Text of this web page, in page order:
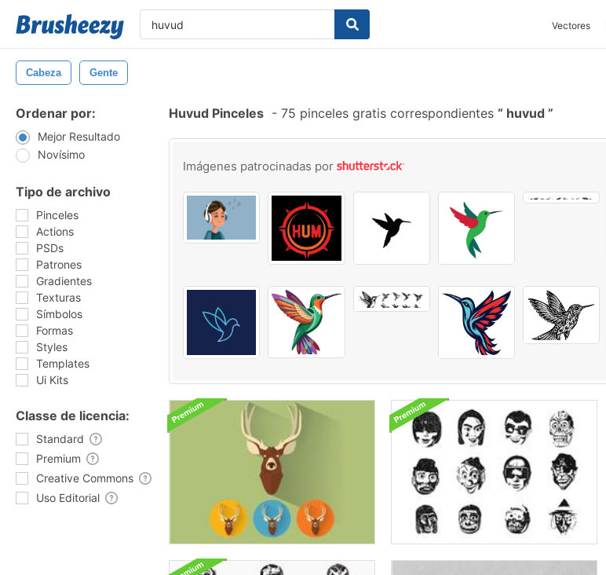
Vectores
Cabeza Gente
Ordenar por:
Mejor Resultado
Novísimo
Tipo de archivo
Pinceles
Actions
PSDs
Patrones
Gradientes
Texturas
Símbolos
Formas
Styles
Templates
Ui Kits
Classe de licencia:
Standard
Premium
Creative Commons
Uso Editorial
Huvud Pinceles - 75 pinceles gratis correspondientes huvud
Imágenes patrocinadas por